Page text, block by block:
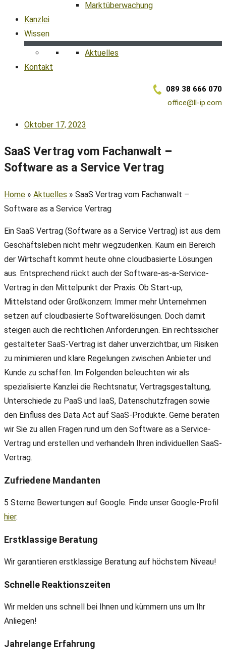
Marktüberwachung
Kanzlei
Wissen
Aktuelles
Kontakt
089 38 666 070
office@ll-ip.com
Oktober 17, 2023
SaaS Vertrag vom Fachanwalt –
Software as a Service Vertrag
Home » Aktuelles » SaaS Vertrag vom Fachanwalt –
Software as a Service Vertrag
Ein SaaS Vertrag (Software as a Service Vertrag) ist aus dem
Geschäftsleben nicht mehr wegzudenken. Kaum ein Bereich
der Wirtschaft kommt heute ohne cloudbasierte Lösungen
aus. Entsprechend rückt auch der Software-as-a-Service-
Vertrag in den Mittelpunkt der Praxis. Ob Start-up,
Mittelstand oder Großkonzern: Immer mehr Unternehmen
setzen auf cloudbasierte Softwarelösungen. Doch damit
steigen auch die rechtlichen Anforderungen. Ein rechtssicher
gestalteter SaaS-Vertrag ist daher unverzichtbar, um Risiken
zu minimieren und klare Regelungen zwischen Anbieter und
Kunde zu schaffen. Im Folgenden beleuchten wir als
spezialisierte Kanzlei die Rechtsnatur, Vertragsgestaltung,
Unterschiede zu PaaS und IaaS, Datenschutzfragen sowie
den Einfluss des Data Act auf SaaS-Produkte. Gerne beraten
wir Sie zu allen Fragen rund um den Software as a Service-
Vertrag und erstellen und verhandeln Ihren individuellen SaaS-
Vertrag.
Zufriedene Mandanten
5 Sterne Bewertungen auf Google. Finde unser Google-Profil
hier.
Erstklassige Beratung
Wir garantieren erstklassige Beratung auf höchstem Niveau!
Schnelle Reaktionszeiten
Wir melden uns schnell bei Ihnen und kümmern uns um Ihr
Anliegen!
Jahrelange Erfahrung